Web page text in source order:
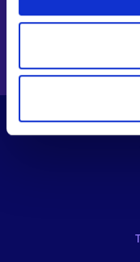
Youtube⁠